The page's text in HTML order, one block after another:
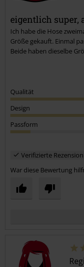
eigentlich super,
Ich habe die Hose
Größe gekauft. Einmal
Beide haben dieselbe
Qualität
Design
Passform
Verifizierte Rezension
War diese Bewertung